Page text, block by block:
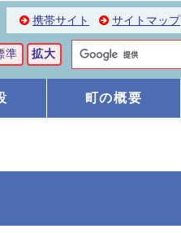
携帯サイト サイトマップ
準 拡大
町の概要